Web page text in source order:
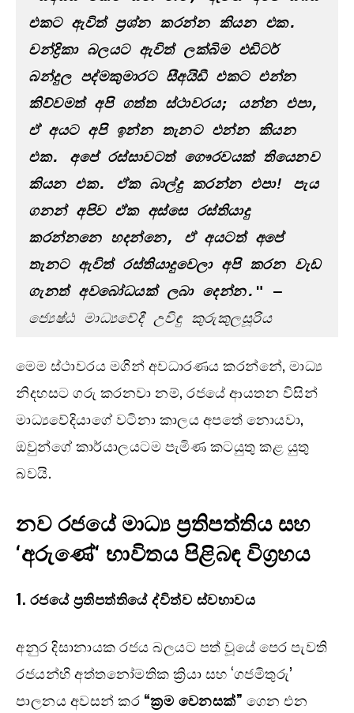
එකට ඇවිත් ප්‍රශ්න කරන්න කියන එක.
චන්ද්‍රිකා බලයට ඇවිත් ලක්බිම එඩිටර්
බන්දුල පද්මකුමාරට සීඅයිඩී එකට එන්න
කිව්වමත් අපි ගත්ත ස්ථාවරය; යන්න එපා,
ඒ අයට අපි ඉන්න තැනට එන්න කියන
එක. අපේ රස්සාවටත් ගෞරවයක් තියෙනව
කියන එක. ඒක බාල්දු කරන්න එපා! පැය
ගනන් අපිව ඒක අස්සෙ රස්තියාදු
කරන්නනෙ හදන්නෙ, ඒ අයටත් අපේ
තැනට ඇවිත් රස්තියාදුවෙලා අපි කරන වැඩ
ගැනත් අවබෝධයක් ලබා දෙන්න."
ජ්‍යෙෂ්ඨ මාධ්‍යවේදී උවිඳු කුරුකුලසූරිය
මෙම ස්ථාවරය මගින් අවධාරණය කරන්නේ, මාධ්‍ය
නිදහසට ගරු කරනවා නම්, රජයේ ආයතන විසින්
මාධ්‍යවේදියාගේ වටිනා කාලය අපතේ නොයවා,
ඔවුන්ගේ කාර්යාලයටම පැමිණ කටයුතු කළ යුතු
බවයි.
නව රජයේ මාධ්‍ය ප්‍රතිපත්තිය සහ
‘අරුණේ‘ භාවිතය පිළිබඳ විග්‍රහය
1. රජයේ ප්‍රතිපත්තියේ ද්විත්ව ස්වභාවය
අනුර දිසානායක රජය බලයට පත් වූයේ පෙර පැවති
රජයන්හි අත්තනෝමතික ක්‍රියා සහ ‘ගජමිතුරු’
පාලනය අවසන් කර “ක්‍රම වෙනසක්” ගෙන එන